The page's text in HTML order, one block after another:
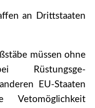
an Drittstaaten
müssen ohne
Rüstungsge­
EU-Staaten
Vetomöglich­keit